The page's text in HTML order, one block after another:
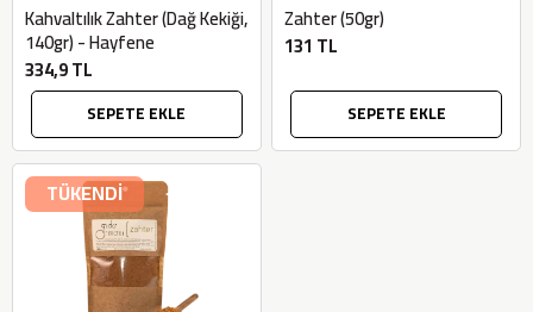
Kahvaltılık Zahter (Dağ Kekiği,
140gr) - Hayfene
334,9 TL
SEPETE EKLE
Zahter (50gr)
131 TL
SEPETE EKLE
TÜKENDİ